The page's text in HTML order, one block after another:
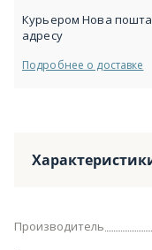
Курьером Нова
адресу
Подробнее о доставке
Производитель